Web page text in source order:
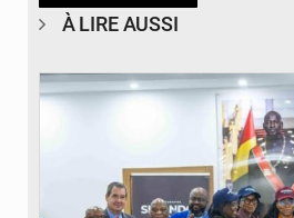
À LIRE AUSSI